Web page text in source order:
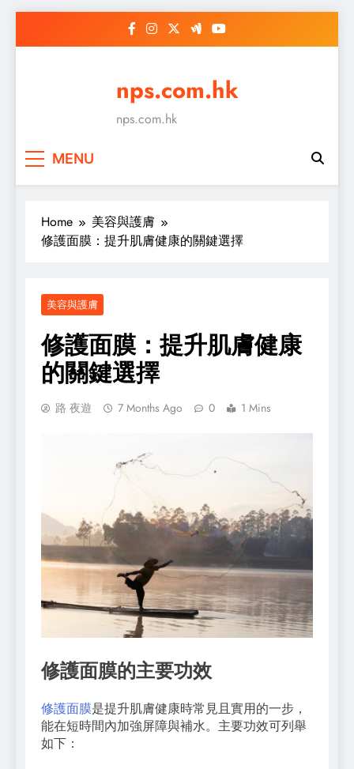
nps.com.hk
nps.com.hk
MENU
Home
美容與護膚
修護面膜：提升肌膚健康的關鍵選擇
美容與護膚
修護面膜：提升肌膚健康
的關鍵選擇
路 夜遊 7 Months Ago 0 1 Mins
修護面膜的主要功效
修護面膜是提升肌膚健康時常見且實用的一步，
能在短時間內加強屏障與補水。主要功效可列舉
如下：